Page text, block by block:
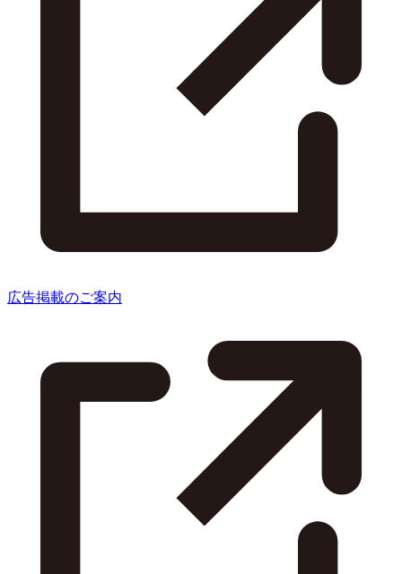
広告掲載のご案内